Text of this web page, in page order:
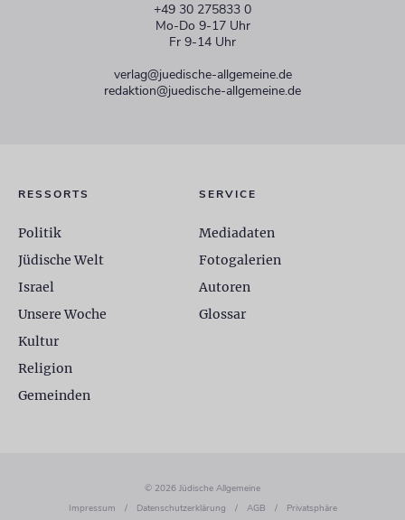
+49 30 275833 0
Mo-Do 9-17 Uhr
Fr 9-14 Uhr
verlag@juedische-allgemeine.de
redaktion@juedische-allgemeine.de
RESSORTS
Politik
Jüdische Welt
Israel
Unsere Woche
Kultur
Religion
Gemeinden
SERVICE
Mediadaten
Fotogalerien
Autoren
Glossar
© 2026 Jüdische Allgemeine
Impressum
/ Datenschutzerklärung / AGB / Privatsphäre